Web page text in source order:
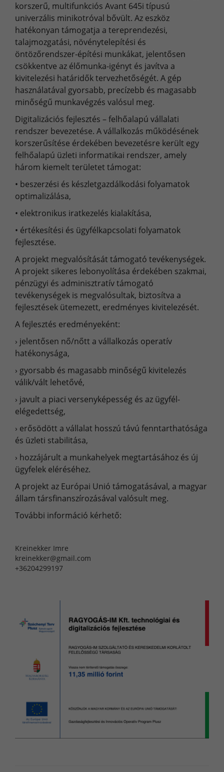
korszerű, multifunkciós Avant 645i típusú
univerzális minikotróval bővült. Az eszköz
hatékonyan támogatja a tereprendezési,
talajmozgatási, növénytelepítési és
öntözőrendszer-építési munkákat, jelentősen
csökkentve az élőmunka-igényt és javítva a
kivitelezési határidők tervezhetőségét. A gép
használatával gyorsabb, precízebb és magasabb
minőségű munkavégzés valósul meg.
Digitalizációs fejlesztés – felhőalapú vállalati
rendszer bevezetése. A vállalkozás működésének
korszerűsítése érdekében bevezetésre került egy
felhőalapú üzleti informatikai rendszer, amely
három kiemelt területet támogat:
• beszerzési és készletgazdálkodási folyamatok
optimalizálása,
• elektronikus iratkezelés kialakítása,
• értékesítési és ügyfélkapcsolati folyamatok
fejlesztése.
A projekt megvalósítását támogató tevékenységek.
A projekt sikeres lebonyolítása érdekében szakmai,
pénzügyi és adminisztratív támogató
tevékenységek is megvalósultak, biztosítva a
fejlesztések ütemezett, eredményes kivitelezését.
A fejlesztés eredményeként:
› jelentősen nő/nőtt a vállalkozás operatív
hatékonysága,
› gyorsabb és magasabb minőségű kivitelezés
válik/vált lehetővé,
› javult a piaci versenyképesség és az ügyfél-
elégedettség,
› erősödött a vállalat hosszú távú fenntarthatósága
és üzleti stabilitása,
› hozzájárult a munkahelyek megtartásához és új
ügyfelek eléréséhez.
A projekt az Európai Unió támogatásával, a magyar
állam társfinanszírozásával valósult meg.
További információ kérhető:
Kreinekker Imre
kreinekker@gmail.com
+36204299197